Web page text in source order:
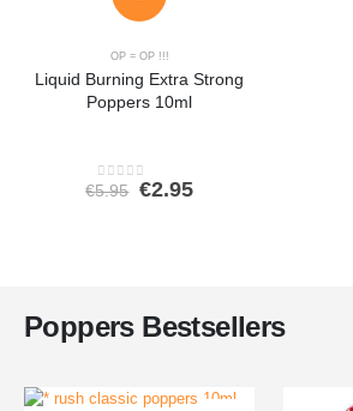
OP = OP !!!
Liquid Burning Extra Strong
Poppers 10ml
0out of 5
€5.95 Oorspronkelijke
€2.95Huidige
Poppers Bestsellers